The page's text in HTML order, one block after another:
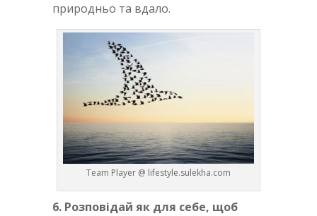
природньо та вдало.
Team Player @ lifestyle.sulekha.com
6. Розповідай як для себе, щоб